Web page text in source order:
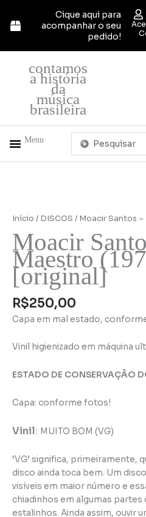
para
Cique aqui para
acompanhar o seu
pedido!
contamos
a história
da
música
brasileira
Menu
Pesquisar
Início / DISCOS / Moacir Santos
Moacir
Maestro
[original]
R$250,00
Capa em mal estado,
Vinil higienizado em máquina
ESTADO DE CONSERVAÇÃO
Capa: conforme fotos!
Vinil: MUITO BOM (VG)
‘VG’ significa, primeiramente,
disco ainda toca bem. Um
visíveis em maior número e
chiadinhos em algumas partes
estalinhos. Ainda assim, ouvir